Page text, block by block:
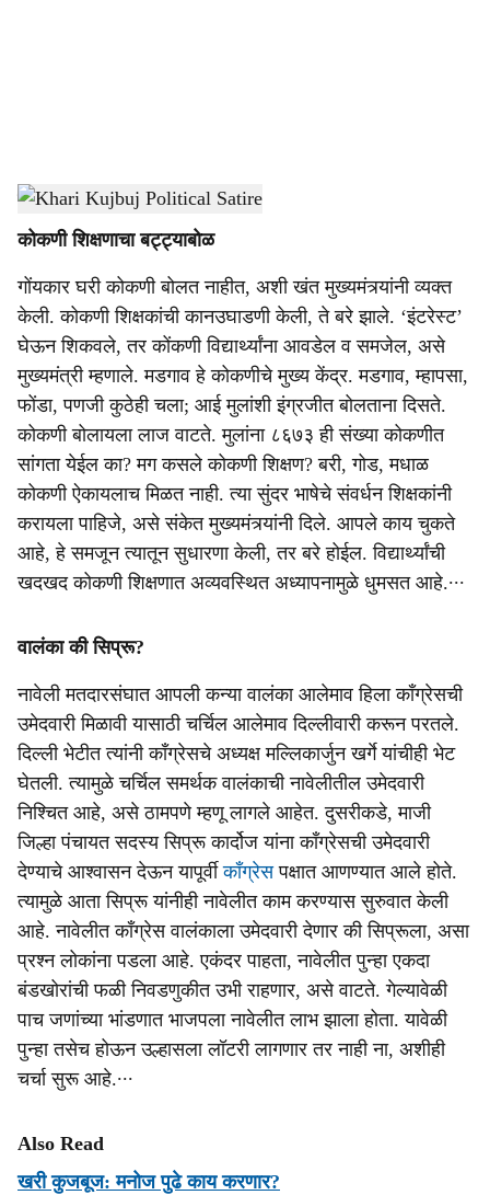
r
e
खरी कुजबुज- Dainik Gomantak
कोकणी शिक्षणाचा बट्ट्याबोळ
गोंयकार घरी कोकणी बोलत नाहीत, अशी खंत मुख्यमंत्र्यांनी व्यक्त
केली. कोकणी शिक्षकांची कानउघाडणी केली, ते बरे झाले. ‘इंटरेस्ट’
घेऊन शिकवले, तर कोंकणी विद्यार्थ्यांना आवडेल व समजेल, असे
मुख्यमंत्री म्हणाले. मडगाव हे कोकणीचे मुख्य केंद्र. मडगाव, म्हापसा,
फोंडा, पणजी कुठेही चला; आई मुलांशी इंग्रजीत बोलताना दिसते.
कोकणी बोलायला लाज वाटते. मुलांना ८६७३ ही संख्या कोकणीत
सांगता येईल का? मग कसले कोकणी शिक्षण? बरी, गोड, मधाळ
कोकणी ऐकायलाच मिळत नाही. त्या सुंदर भाषेचे संवर्धन शिक्षकांनी
करायला पाहिजे, असे संकेत मुख्यमंत्र्यांनी दिले. आपले काय चुकते
आहे, हे समजून त्यातून सुधारणा केली, तर बरे होईल. विद्यार्थ्यांची
खदखद कोकणी शिक्षणात अव्यवस्थित अध्यापनामुळे धुमसत आहे.∙∙∙
वालंका की सिप्रू?
नावेली मतदारसंघात आपली कन्या वालंका आलेमाव हिला काँग्रेसची
उमेदवारी मिळावी यासाठी चर्चिल आलेमाव दिल्लीवारी करून परतले.
दिल्ली भेटीत त्यांनी काँग्रेसचे अध्यक्ष मल्लिकार्जुन खर्गे यांचीही भेट
घेतली. त्यामुळे चर्चिल समर्थक वालंकाची नावेलीतील उमेदवारी
निश्चित आहे, असे ठामपणे म्हणू लागले आहेत. दुसरीकडे, माजी
जिल्हा पंचायत सदस्य सिप्रू कार्दोज यांना काँग्रेसची उमेदवारी
देण्याचे आश्वासन देऊन यापूर्वीकाँग्रेसपक्षात आणण्यात आले होते.
त्यामुळे आता सिप्रू यांनीही नावेलीत काम करण्यास सुरुवात केली
आहे. नावेलीत काँग्रेस वालंकाला उमेदवारी देणार की सिप्रूला, असा
प्रश्न लोकांना पडला आहे. एकंदर पाहता, नावेलीत पुन्हा एकदा
बंडखोरांची फळी निवडणुकीत उभी राहणार, असे वाटते. गेल्यावेळी
पाच जणांच्या भांडणात भाजपला नावेलीत लाभ झाला होता. यावेळी
पुन्हा तसेच होऊन उल्हासला लॉटरी लागणार तर नाही ना, अशीही
चर्चा सुरू आहे.∙∙∙
Also Read
खरी कुजबूज: मनोज पुढे काय करणार?